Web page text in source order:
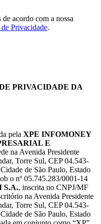
de acordo com a nossa
Privacidade.
PRIVACIDADE DA
pela XPE INFOMONEY
E
na Avenida Presidente
Torre Sul, CEP 04.543-
de São Paulo, Estado
o nº 05.745.283/0001-14
S.A., inscrita no CNPJ/MF
na Avenida Presidente
Torre Sul, CEP 04.543-
de São Paulo, Estado